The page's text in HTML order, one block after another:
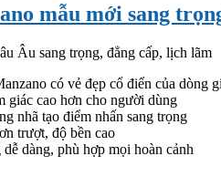
mẫu mới sang
Âu sang trọng, đẳng cấp, lịch lãm
có vẻ đẹp cổ điển của dòng
giác cao hơn cho người dùng
nhã tạo điểm nhấn sang trọng
trượt, độ bền cao
dàng, phù hợp mọi hoàn cảnh